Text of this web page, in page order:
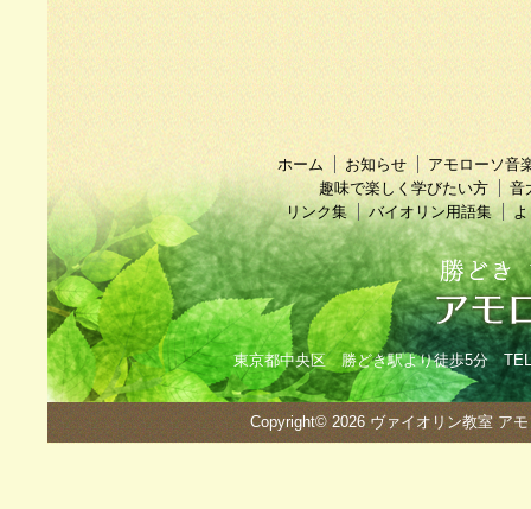
ホーム お知らせ
アモローソ音
趣味で楽しく学びたい方
音
リンク集
バイオリン用語集
東京都中央区 勝どき駅より徒歩5分
Copyright© 2026 ヴァイオリン教室 ア